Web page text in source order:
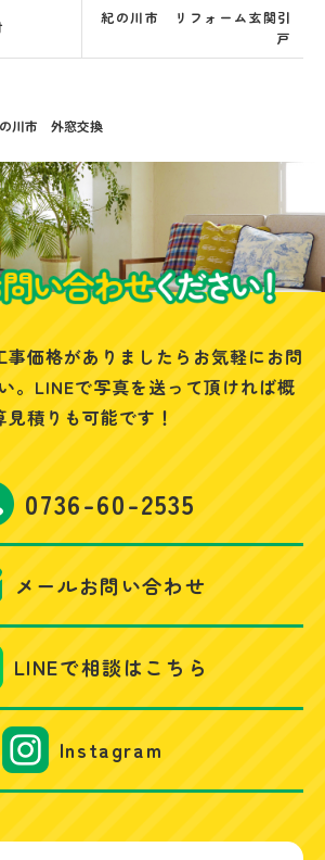
紀の川市 リフォーム玄関引
戸
川市 外窓交換
事価格がありましたらお気軽にお問
。 LINEで写真を送って頂ければ概
見積りも可能です！
0736-60-2535
メールお問い合わせ
LINEで相談はこちら
Instagram